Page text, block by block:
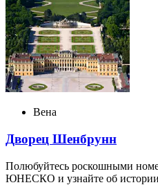
Вена
Дворец Шенбрунн
Полюбуйтесь роскошными
ЮНЕСКО и узнайте об истории